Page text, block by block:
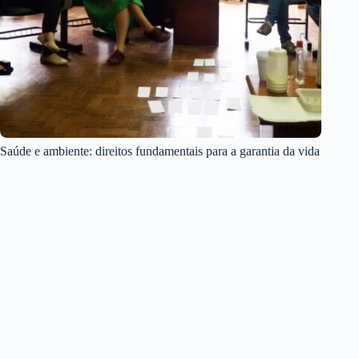
Saúde e ambiente: direitos fundamentais para a garantia da vida